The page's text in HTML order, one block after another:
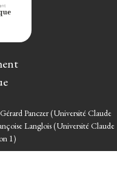
Panczer (Université Claude
Langlois (Université Claude
1)